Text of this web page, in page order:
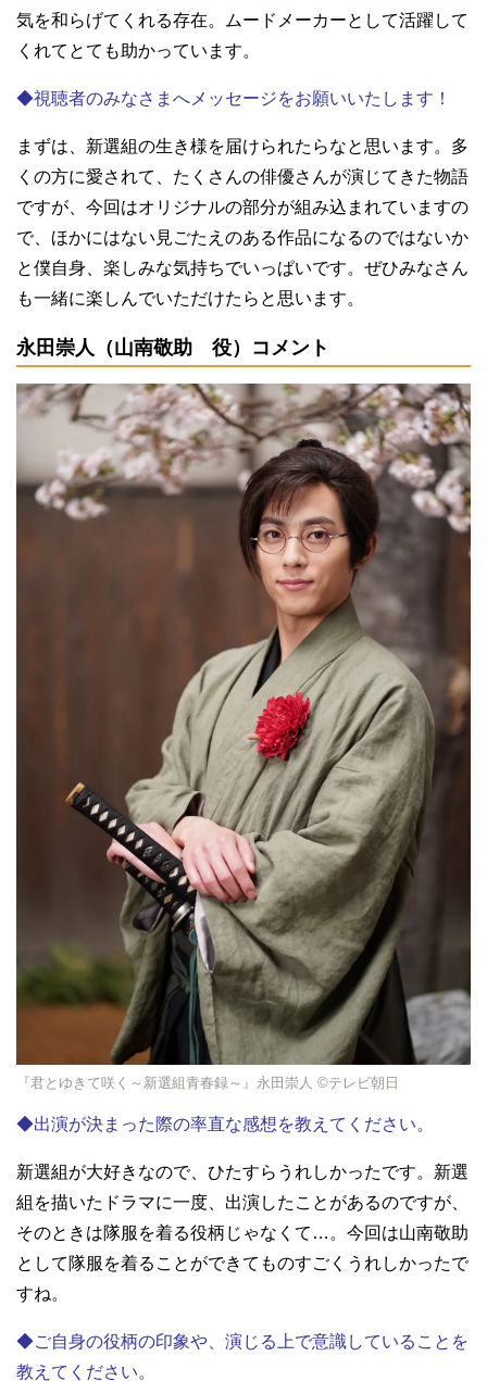
気を和らげてくれる存在。ムードメーカーとして活躍して
くれてとても助かっています。
◆視聴者のみなさまへメッセージをお願いいたします！
まずは、新選組の生き様を届けられたらなと思います。多
くの方に愛されて、たくさんの俳優さんが演じてきた物語
ですが、今回はオリジナルの部分が組み込まれていますの
で、ほかにはない見ごたえのある作品になるのではないか
と僕自身、楽しみな気持ちでいっぱいです。ぜひみなさん
も一緒に楽しんでいただけたらと思います。
永田崇人（山南敬助 役）コメント
『君とゆきて咲く～新選組青春録～』永田崇人 ©テレビ朝日
◆出演が決まった際の率直な感想を教えてください。
新選組が大好きなので、ひたすらうれしかったです。新選
組を描いたドラマに一度、出演したことがあるのですが、
そのときは隊服を着る役柄じゃなくて…。今回は山南敬助
として隊服を着ることができてものすごくうれしかったで
すね。
◆ご自身の役柄の印象や、演じる上で意識していることを
教えてください。